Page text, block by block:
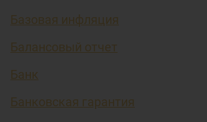
Базовая инфляция
Балансовый отчет
Банк
Банковская гарантия